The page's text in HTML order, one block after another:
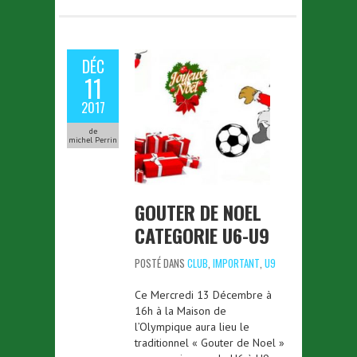
DÉC
11
2017
de
michel Perrin
GOUTER DE NOEL
CATEGORIE U6-U9
POSTÉ DANS CLUB, IMPORTANT, U9
Ce Mercredi 13 Décembre à
16h à la Maison de
l’Olympique aura lieu le
traditionnel « Gouter de Noel »